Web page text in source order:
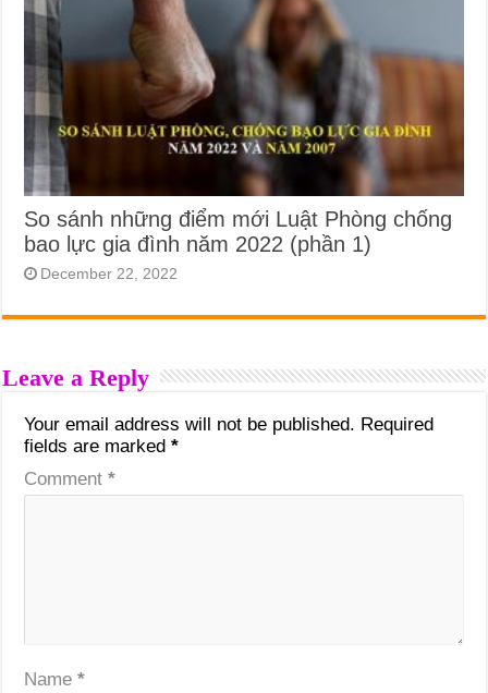
So sánh những điểm mới Luật Phòng chống
bao lực gia đình năm 2022 (phần 1)
December 22, 2022
Leave a Reply
Your email address will not be published. Required
fields are marked*
Comment*
Name*